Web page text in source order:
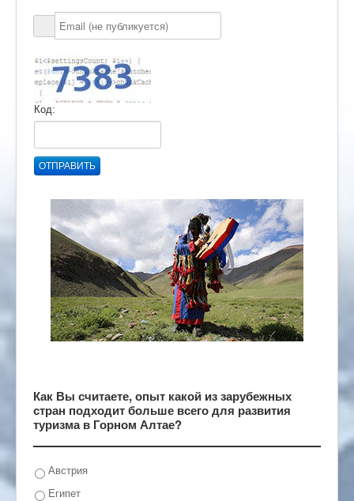
Код:
ОТПРАВИТЬ
Как Вы считаете, опыт какой из зарубежных
стран подходит больше всего для развития
туризма в Горном Алтае?
Австрия
Египет